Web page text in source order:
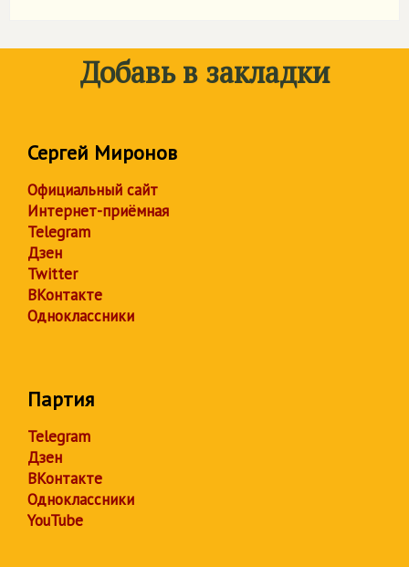
Добавь в закладки
Сергей Миронов
Официальный сайт
Интернет-приёмная
Telegram
Дзен
Twitter
ВКонтакте
Одноклассники
Партия
Telegram
Дзен
ВКонтакте
Одноклассники
YouTube